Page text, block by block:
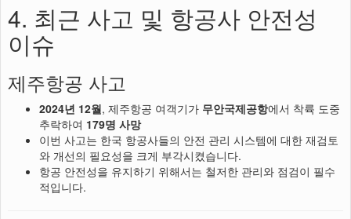
4. 최근 사고 및 항공사 안전성
이슈
제주항공 사고
2024년 12월, 제주항공 여객기가 무안국제공항에서 착륙 도중
추락하여 179명 사망
이번 사고는 한국 항공사들의 안전 관리 시스템에 대한 재검토
와 개선의 필요성을 크게 부각시켰습니다.
항공 안전성을 유지하기 위해서는 철저한 관리와 점검이 필수
적입니다.